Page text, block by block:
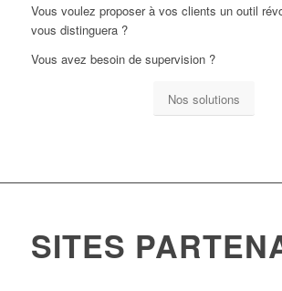
Vous voulez proposer à vos clients un outil
vous distinguera ?
Vous avez besoin de supervision ?
Nos solutions
SITES